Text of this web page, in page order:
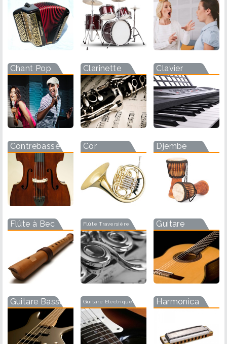
Chant Pop Clarinette Clavier
Contrebasse Cor Djembe
Flûte à Bec Flûte Traversière Guitare
Guitare Basse Guitare Electrique Harmonica